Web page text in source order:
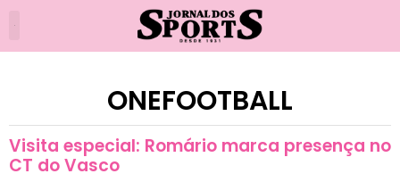
ONEFOOTBALL
Visita especial: Romário marca presença no
CT do Vasco